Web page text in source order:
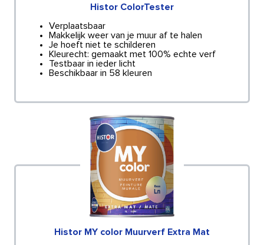
Histor ColorTester
Verplaatsbaar
Makkelijk weer van je muur af te halen
Je hoeft niet te schilderen
Kleurecht: gemaakt met 100% echte verf
Testbaar in ieder licht
Beschikbaar in 58 kleuren
Histor MY color Muurverf Extra Mat